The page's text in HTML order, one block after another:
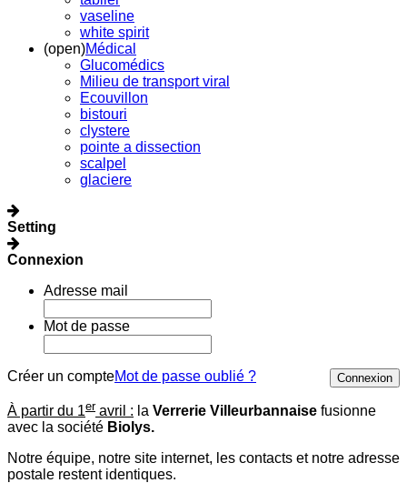
vaseline
white spirit
(open)Médical
Glucomédics
Milieu de transport viral
Ecouvillon
bistouri
clystere
pointe a dissection
scalpel
glaciere
Setting
Connexion
Adresse mail
Mot de passe
Créer un compte Connexion
Mot de passe oublié ?
À partir du 1er avril : la Verrerie Villeurbannaise fusionne
avec la société Biolys.
Notre équipe, notre site internet, les contacts et notre adresse
postale restent identiques.